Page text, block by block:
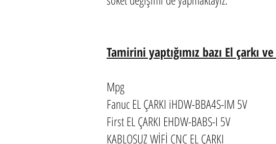
Tamirini yaptığımız bazı El çarkı
Mpg
Fanuc EL ÇARKI iHDW-BBA4S-IM 5V
First EL ÇARKI EHDW-BABS-I 5V
KABLOSUZ WİFİ CNC EL ÇARKI